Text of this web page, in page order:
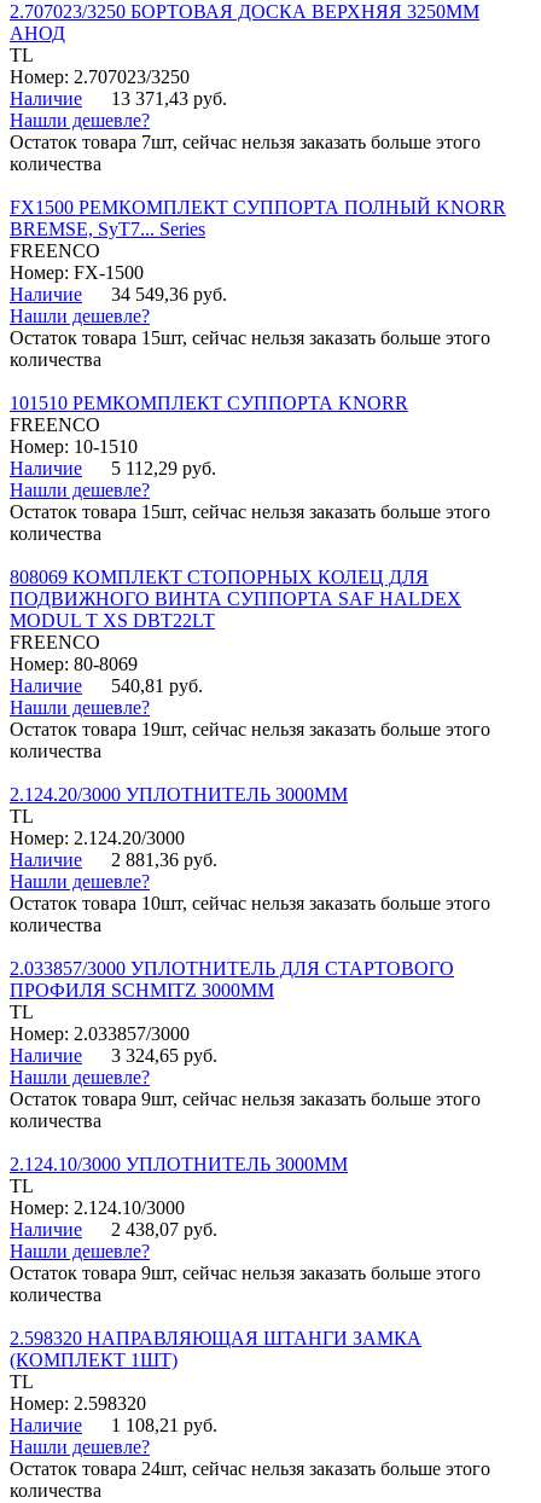
2.707023/3250 БОРТОВАЯ ДОСКА ВЕРХНЯЯ 3250ММ
АНОД
TL
Номер: 2.707023/3250
Наличие
13 371,43 руб.
Нашли дешевле?
Остаток товара 7шт, сейчас нельзя заказать больше этого
количества
FX1500 РЕМКОМПЛЕКТ СУППОРТА ПОЛНЫЙ KNORR
BREMSE, SyT7... Series
FREENCO
Номер: FX-1500
Наличие
34 549,36 руб.
Нашли дешевле?
Остаток товара 15шт, сейчас нельзя заказать больше этого
количества
101510 РЕМКОМПЛЕКТ СУППОРТА KNORR
FREENCO
Номер: 10-1510
Наличие
5 112,29 руб.
Нашли дешевле?
Остаток товара 15шт, сейчас нельзя заказать больше этого
количества
808069 КОМПЛЕКТ СТОПОРНЫХ КОЛЕЦ ДЛЯ
ПОДВИЖНОГО ВИНТА СУППОРТА SAF HALDEX
MODUL T XS DBT22LT
FREENCO
Номер: 80-8069
Наличие
540,81 руб.
Нашли дешевле?
Остаток товара 19шт, сейчас нельзя заказать больше этого
количества
2.124.20/3000 УПЛОТНИТЕЛЬ 3000ММ
TL
Номер: 2.124.20/3000
Наличие
2 881,36 руб.
Нашли дешевле?
Остаток товара 10шт, сейчас нельзя заказать больше этого
количества
2.033857/3000 УПЛОТНИТЕЛЬ ДЛЯ СТАРТОВОГО
ПРОФИЛЯ SCHMITZ 3000ММ
TL
Номер: 2.033857/3000
Наличие
3 324,65 руб.
Нашли дешевле?
Остаток товара 9шт, сейчас нельзя заказать больше этого
количества
2.124.10/3000 УПЛОТНИТЕЛЬ 3000ММ
TL
Номер: 2.124.10/3000
Наличие
2 438,07 руб.
Нашли дешевле?
Остаток товара 9шт, сейчас нельзя заказать больше этого
количества
2.598320 НАПРАВЛЯЮЩАЯ ШТАНГИ ЗАМКА
(КОМПЛЕКТ 1ШТ)
TL
Номер: 2.598320
Наличие
1 108,21 руб.
Нашли дешевле?
Остаток товара 24шт, сейчас нельзя заказать больше этого
количества